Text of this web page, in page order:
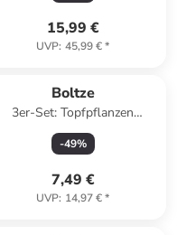
15,99 €
UVP: 45,99 €*
Boltze
3er-Set: Topfpflanzen
"Maluha" in Grün - (H)10,5 x
Ø 7,5 cm
-49%
7,49 €
UVP: 14,97 €*